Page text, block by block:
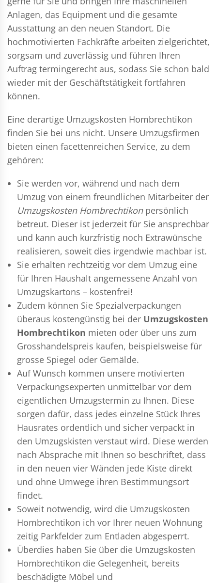
Anlagen, das Equipment und die gesamte
Ausstattung an den neuen Standort. Die
hochmotivierten Fachkräfte arbeiten zielgerichtet,
sorgsam und zuverlässig und führen Ihren
Auftrag termingerecht aus, sodass Sie schon bald
wieder mit der Geschäftstätigkeit fortfahren
können.
Eine derartige Umzugskosten Hombrechtikon
finden Sie bei uns nicht. Unsere Umzugsfirmen
bieten einen facettenreichen Service, zu dem
gehören:
Sie werden vor, während und nach dem
Umzug von einem freundlichen Mitarbeiter der
Umzugskosten Hombrechtikonpersönlich
betreut. Dieser ist jederzeit für Sie ansprechbar
und kann auch kurzfristig noch Extrawünsche
realisieren, soweit dies irgendwie machbar ist.
Sie erhalten rechtzeitig vor dem Umzug eine
für Ihren Haushalt angemessene Anzahl von
Umzugskartons – kostenfrei!
Zudem können Sie Spezialverpackungen
überaus kostengünstig bei der Umzugskosten
Hombrechtikon mieten oder über uns zum
Grosshandelspreis kaufen, beispielsweise für
grosse Spiegel oder Gemälde.
Auf Wunsch kommen unsere motivierten
Verpackungsexperten unmittelbar vor dem
eigentlichen Umzugstermin zu Ihnen. Diese
sorgen dafür, dass jedes einzelne Stück Ihres
Hausrates ordentlich und sicher verpackt in
den Umzugskisten verstaut wird. Diese werden
nach Absprache mit Ihnen so beschriftet, dass
in den neuen vier Wänden jede Kiste direkt
und ohne Umwege ihren Bestimmungsort
findet.
Soweit notwendig, wird die Umzugskosten
Hombrechtikon ich vor Ihrer neuen Wohnung
zeitig Parkfelder zum Entladen abgesperrt.
Überdies haben Sie über die Umzugskosten
Hombrechtikon die Gelegenheit, bereits
beschädigte Möbel und